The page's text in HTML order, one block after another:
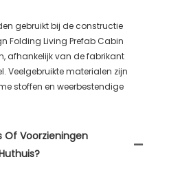
gebruikt bij de constructie
Folding Living Prefab Cabin
afhankelijk van de fabrikant
Veelgebruikte materialen zijn
stoffen en weerbestendige
Of Voorzieningen